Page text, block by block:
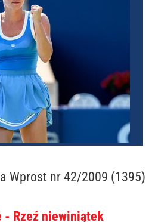
Wprost nr 42/2009 (1395)
- Rzeź niewiniątek